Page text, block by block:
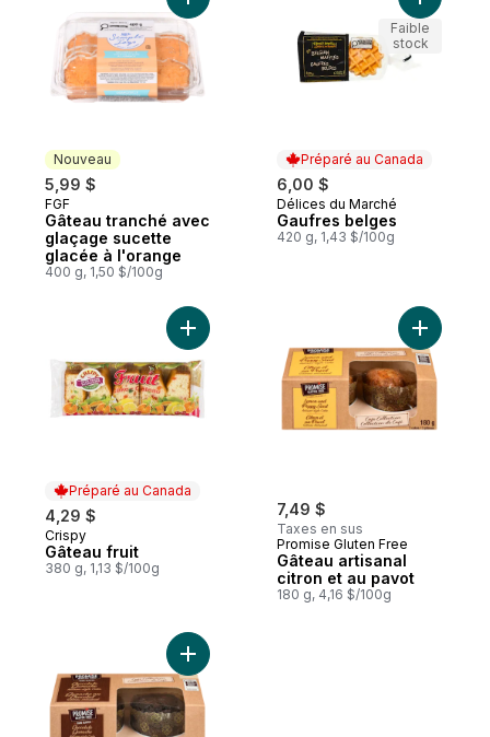
Nouveau
5,99 $
Nouveau
FGF
Gâteau tranché avec
glaçage sucette
glacée à l'orange
400 g, 1,50 $/100g
Préparé au Canada
6,00 $
Préparé au Canada
Délices du Marché
Gaufres belges
420 g, 1,43 $/100g
Faible
stock
Préparé au Canada
4,29 $
Préparé au Canada
Crispy
Gâteau fruit
380 g, 1,13 $/100g
Ajouter Gâteau fruit au panier
7,49 $
Taxes en sus
Promise Gluten Free
Gâteau artisanal
citron et au pavot
180 g, 4,16 $/100g
Ajouter
Ajouter Gâteau artisanal ganache au